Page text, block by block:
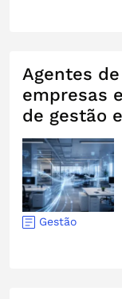
Agentes
empresas
de gestão
Gestão